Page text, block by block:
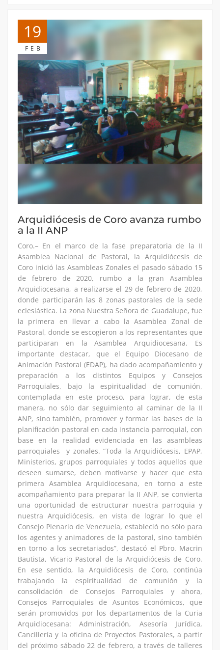
19
FEB
Arquidiócesis de Coro avanza rumbo
a la II ANP
Coro.– En el marco de la fase preparatoria de la II
Asamblea Nacional de Pastoral, la Arquidiócesis de
Coro inició las Asambleas Zonales el pasado sábado 15
de febrero de 2020, rumbo a la gran Asamblea
Arquidiocesana, a realizarse el 29 de febrero de 2020,
donde participarán las 8 zonas pastorales de la sede
eclesiástica. La zona Nuestra Señora de Guadalupe, fue
la primera en llevar a cabo la Asamblea Zonal de
Pastoral, donde se escogieron a los representantes que
participaran en la Asamblea Arquidiocesana. Es
importante destacar, que el Equipo Diocesano de
Animación Pastoral (EDAP), ha dado acompañamiento y
preparación a los distintos Equipos y Consejos
Parroquiales, bajo la espiritualidad de comunión,
contemplada en este proceso, para lograr, de esta
manera, no sólo dar seguimiento al caminar de la II
ANP, sino también, promover y formar las bases de la
planificación pastoral en cada instancia parroquial, con
base en la realidad evidenciada en las asambleas
parroquiales y zonales. “Toda la Arquidiócesis, EPAP,
Ministerios, grupos parroquiales y todos aquellos que
deseen sumarse, deben motivarse y hacer que esta
primera Asamblea Arquidiocesana, en torno a este
acompañamiento para preparar la II ANP, se convierta
una oportunidad de estructurar nuestra parroquia y
nuestra Arquidiócesis, en vista de lograr lo que el
Consejo Plenario de Venezuela, estableció no sólo para
los agentes y animadores de la pastoral, sino también
en torno a los secretariados”, destacó el Pbro. Macrin
Bautista, Vicario Pastoral de la Arquidiócesis de Coro.
En ese sentido, la Arquidiócesis de Coro, continúa
trabajando la espiritualidad de comunión y la
consolidación de Consejos Parroquiales y ahora,
Consejos Parroquiales de Asuntos Económicos, que
serán promovidos por los departamentos de la Curia
Arquidiocesana: Administración, Asesoría Jurídica,
Cancillería y la oficina de Proyectos Pastorales, a partir
del próximo sábado 22 de febrero, a través de talleres